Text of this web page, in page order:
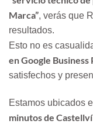
Marca”, verás que
resultados.
Esto no es
en Google Business
satisfechos y
Estamos ubicados
minutos de